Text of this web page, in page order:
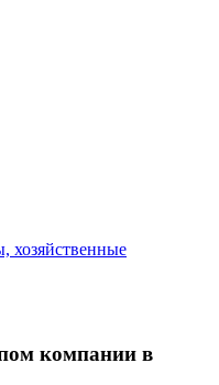
хозяйственные
компании в